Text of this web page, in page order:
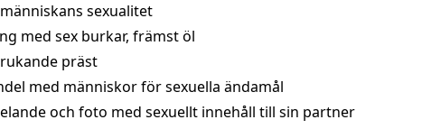
sexualitet
med sex burkar, främst öl
präst
med människor för sexuella ändamål
och foto med sexuellt innehåll till sin partner